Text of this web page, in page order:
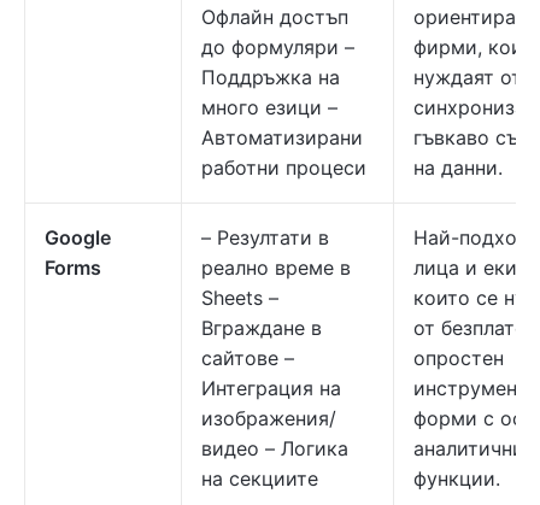
Офлайн достъп
до формуляри –
Поддръжка на
много езици –
Автоматизирани
работни процеси
ориентирани
фирми,
нуждаят от
гъвкаво
на данни.
Google
Forms
– Резултати в
реално време в
Sheets –
Вграждане в
сайтове –
Интеграция на
изображения/
видео – Логика
на секциите
Най-
лица и
които се
от безплатен,
опростен
инструмент
форми с
аналитични
функции.